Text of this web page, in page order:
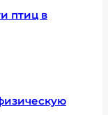
птиц в